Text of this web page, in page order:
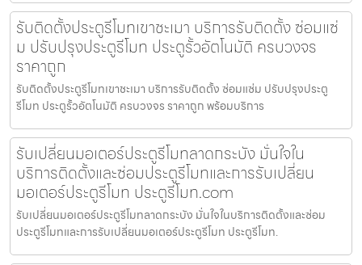
รับติดตั้งประตูรีโมทเขาชะเมา บริการรับติดตั้ง ซ่อมแซ่
ม ปรับปรุงประตูรีโมท ประตูรั้วอัตโนมัติ ครบวงจร
ราคาถูก
รับติดตั้งประตูรีโมทเขาชะเมา บริการรับติดตั้ง ซ่อมแซ่ม ปรับปรุงประตู
รีโมท ประตูรั้วอัตโนมัติ ครบวงจร ราคาถูก พร้อมบริการ
รับเปลี่ยนมอเตอร์ประตูรีโมทลาดกระบัง มั่นใจใน
บริการติดตั้งและซ่อมประตูรีโมทและการรับเปลี่ยน
มอเตอร์ประตูรีโมท ประตูรีโมท.com
รับเปลี่ยนมอเตอร์ประตูรีโมทลาดกระบัง มั่นใจในบริการติดตั้งและซ่อม
ประตูรีโมทและการรับเปลี่ยนมอเตอร์ประตูรีโมท ประตูรีโมท.